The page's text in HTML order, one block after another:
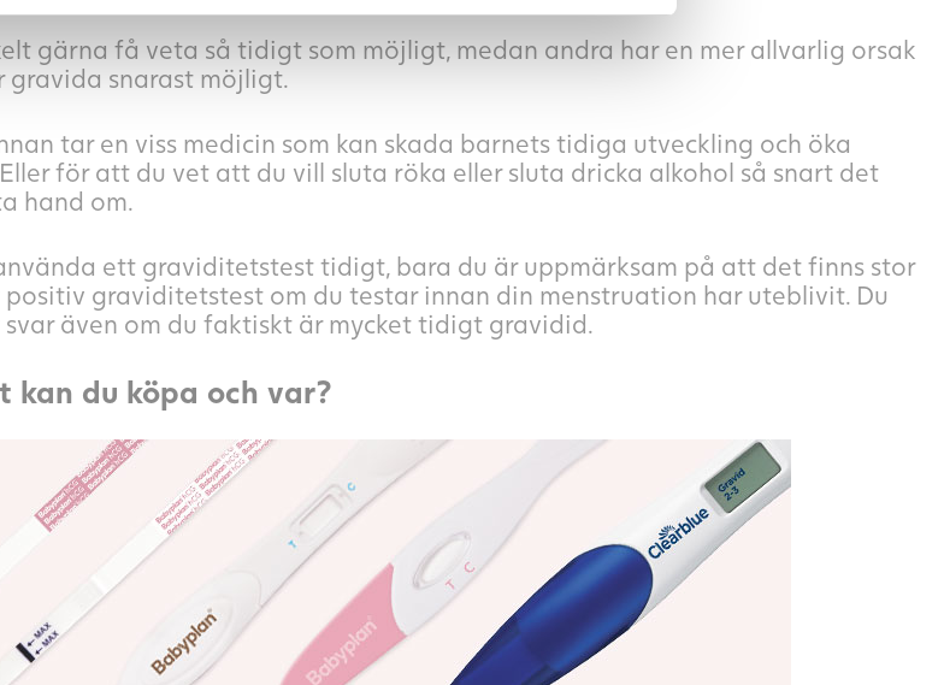
gärna få veta så tidigt som möjligt, medan andra har en mer allvarlig orsak
snarast möjligt.
tar en viss medicin som kan skada barnets tidiga utveckling och öka
för att du vet att du vill sluta röka eller sluta dricka alkohol så snart det
hand om.
ett graviditetstest tidigt, bara du är uppmärksam på att det finns stor
graviditetstest om du testar innan din menstruation har uteblivit. Du
även om du faktiskt är mycket tidigt gravidid.
du köpa och var?